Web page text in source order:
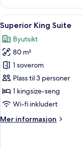
King
Suite
Åpne
alle
bildene
av
Superior
King
Suite
10
Superior King Suite
Byutsikt
80 m²
1 soverom
Plass til 3 personer
1 kingsize-seng
Wi-fi inkludert
Mer informasjon
Mer